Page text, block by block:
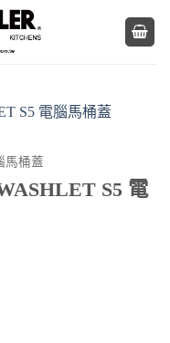
馬桶蓋
S5 電